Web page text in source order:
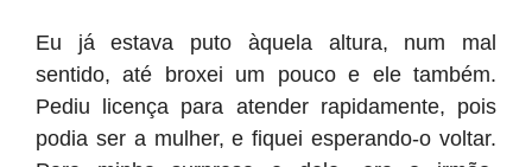
Eu já estava puto àquela altura, num mal
sentido, até broxei um pouco e ele também.
Pediu licença para atender rapidamente, pois
podia ser a mulher, e fiquei esperando-o voltar.